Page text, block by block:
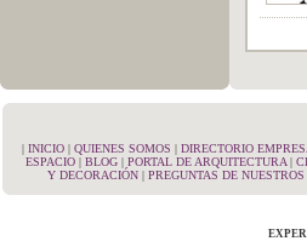
| INICIO | QUIENES SOMOS | DIRECTORIO
ESPACIO| BLOG| PORTAL DE ARQUITECTURA|
Y DECORACIÓN| PREGUNTAS DE